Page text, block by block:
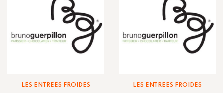
LES ENTRÉES FROIDES LES ENTRÉES FROIDES